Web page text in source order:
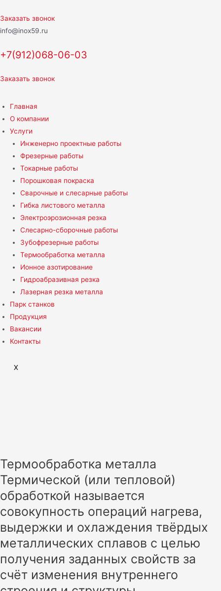
к
содержимому
Заказать звонок
info@inox59.ru
+7(912)068-06-03
Заказать звонок
Главная
О компании
Услуги
Инженерно проектные работы
Фрезерные работы
Токарные работы
Порошковая покраска
Сварочные и слесарные работы
Гибка листового металла
Электроэрозионная резка
Слесарно-сборочные работы
Зубофрезерные работы
Термообработка металла
Ионное азотирование
Гидроабразивная резка
Лазерная резка металла
Парк станков
Продукция
Вакансии
Контакты
X
Термообработка металла
Термической (или тепловой)
обработкой называется
совокупность операций нагрева,
выдержки и охлаждения твёрдых
металлических сплавов с целью
получения заданных свойств за
счёт изменения внутреннего